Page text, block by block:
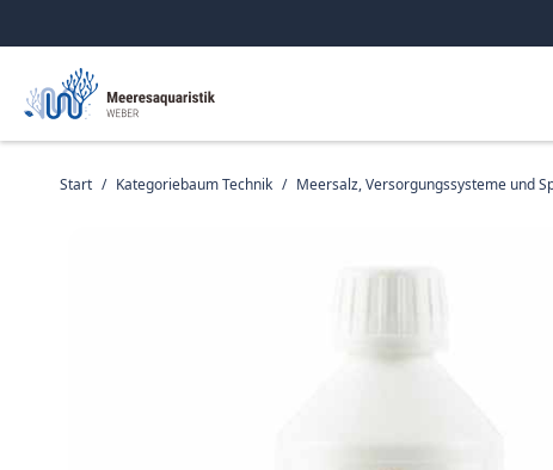
Start / Kategoriebaum Technik / Meersalz, Versorgungssysteme und